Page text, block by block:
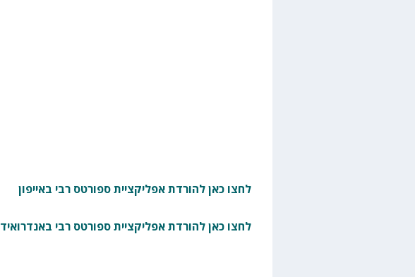
לחצו כאן להורדת אפליקציית ספורטס רבי באייפון
לחצו כאן להורדת אפליקציית ספורטס רבי באנדרואיד